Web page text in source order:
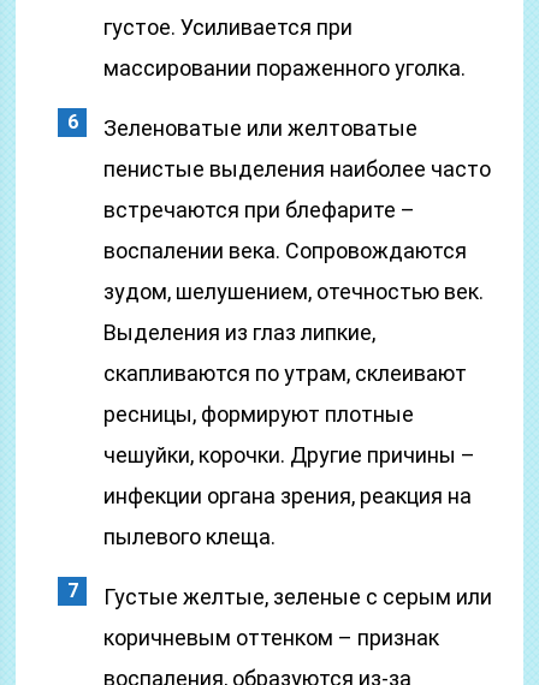
густое. Усиливается при
массировании пораженного уголка.
Зеленоватые или желтоватые
пенистые выделения наиболее часто
встречаются при блефарите –
воспалении века. Сопровождаются
зудом, шелушением, отечностью век.
Выделения из глаз липкие,
скапливаются по утрам, склеивают
ресницы, формируют плотные
чешуйки, корочки. Другие причины –
инфекции органа зрения, реакция на
пылевого клеща.
Густые желтые, зеленые с серым или
коричневым оттенком – признак
воспаления, образуются из-за